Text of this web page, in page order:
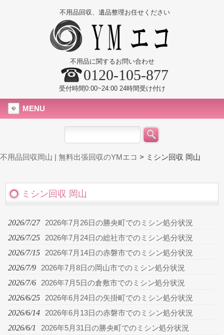
不用品回収、遺品整理お任せください
不用品に関するお問い合わせ
0120-105-877
受付時間0:00~24:00 24時間受け付け
MENU
不用品回収岡山 | 無料出張回収のYMエコ > ミシン回収 岡山
ミシン回収 岡山
2026/7/27 2026年7月26日の勝央町でのミシン処分状況
2026/7/25 2026年7月24日の総社市でのミシン処分状況
2026/7/15 2026年7月14日の赤磐市でのミシン処分状況
2026/7/9 2026年7月8日の岡山市でのミシン処分状況
2026/7/6 2026年7月5日の倉敷市でのミシン処分状況
2026/6/25 2026年6月24日の矢掛町でのミシン処分状況
2026/6/14 2026年6月13日の赤磐市でのミシン処分状況
2026/6/1 2026年5月31日の勝央町でのミシン処分状況